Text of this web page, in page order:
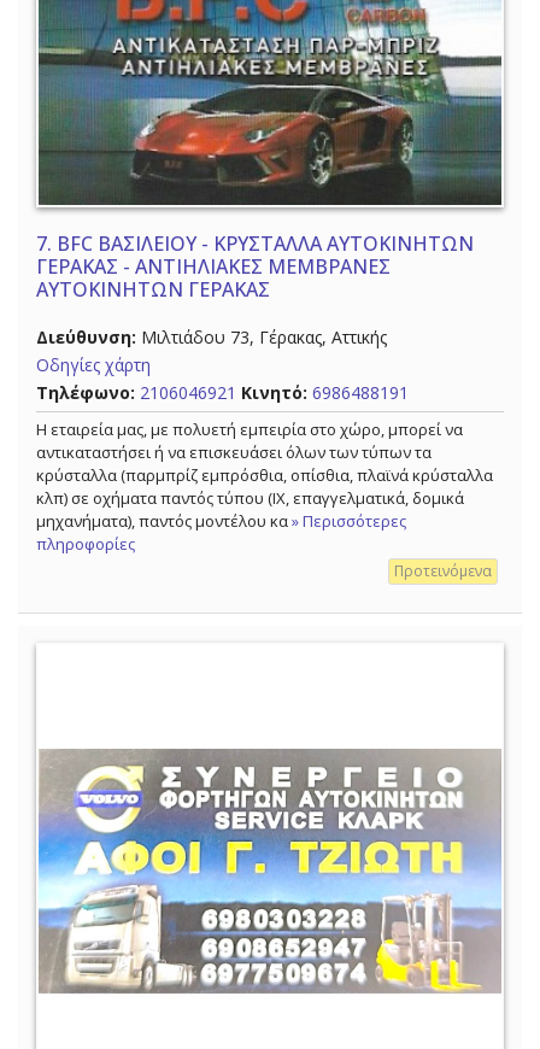
7. BFC ΒΑΣΙΛΕΙΟΥ - ΚΡΥΣΤΑΛΛΑ ΑΥΤΟΚΙΝΗΤΩΝ
ΓΕΡΑΚΑΣ - ΑΝΤΙΗΛΙΑΚΕΣ ΜΕΜΒΡΑΝΕΣ
ΑΥΤΟΚΙΝΗΤΩΝ ΓΕΡΑΚΑΣ
Διεύθυνση: Μιλτιάδου 73, Γέρακας, Αττικής
Οδηγίες χάρτη
Τηλέφωνο: 2106046921 Κινητό: 6986488191
Η εταιρεία μας, με πολυετή εμπειρία στο χώρο, μπορεί να
αντικαταστήσει ή να επισκευάσει όλων των τύπων τα
κρύσταλλα (παρμπρίζ εμπρόσθια, οπίσθια, πλαϊνά κρύσταλλα
κλπ) σε οχήματα παντός τύπου (ΙΧ, επαγγελματικά, δομικά
μηχανήματα), παντός μοντέλου κα» Περισσότερες
πληροφορίες
Προτεινόμενα